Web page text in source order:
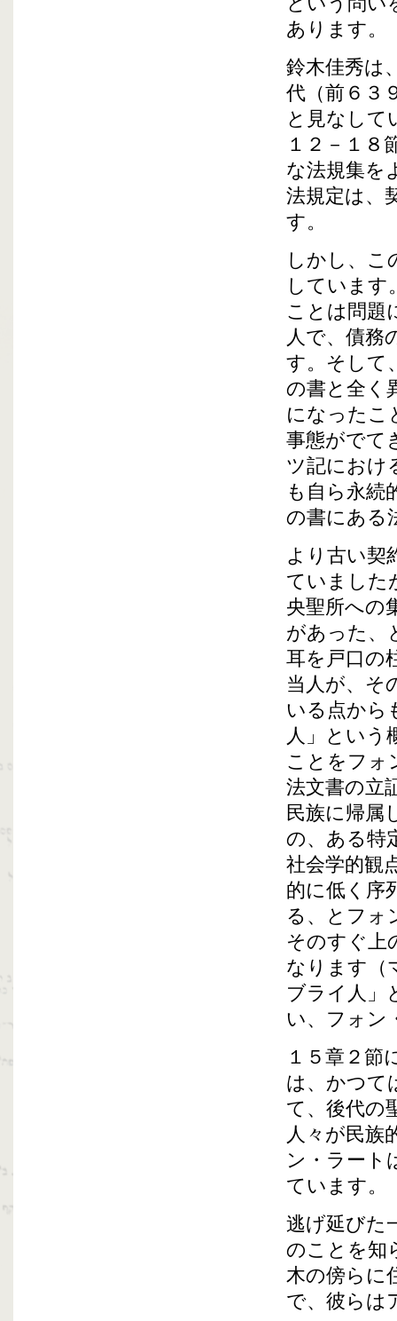
あります。
鈴木佳秀は
代（前６３
と見なして
１２－１８
な法規集を
法規定は、
す。
しかし、こ
しています
ことは問題
人で、債務
す。そして
の書と全く
になったこ
事態がでて
ツ記におけ
も自ら永続
の書にある
より古い契
ていました
央聖所への
があった、
耳を戸口の
当人が、そ
いる点から
人」という
ことをフォ
法文書の立
民族に帰属
の、ある特
社会学的観
的に低く序
る、とフォ
そのすぐ上
なります（
ブライ人」
い、フォン
１５章２節
は、かつて
て、後代の
人々が民族
ン・ラート
ています。
逃げ延びた
のことを知
木の傍らに
で、彼らは